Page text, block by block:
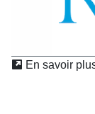
En savoir